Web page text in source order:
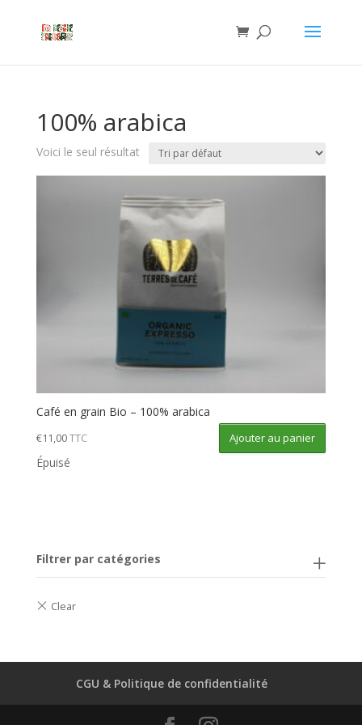
100% arabica
Voici le seul résultat
Café en grain Bio – 100% arabica
€11,00TTC Ajouter au panier
Épuisé
Filtrer par catégories
CGU & Politique de confidentialité